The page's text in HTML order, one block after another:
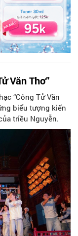
Văn Thơ”
“Công Tử Văn
biểu tượng kiến
triều Nguyễn.